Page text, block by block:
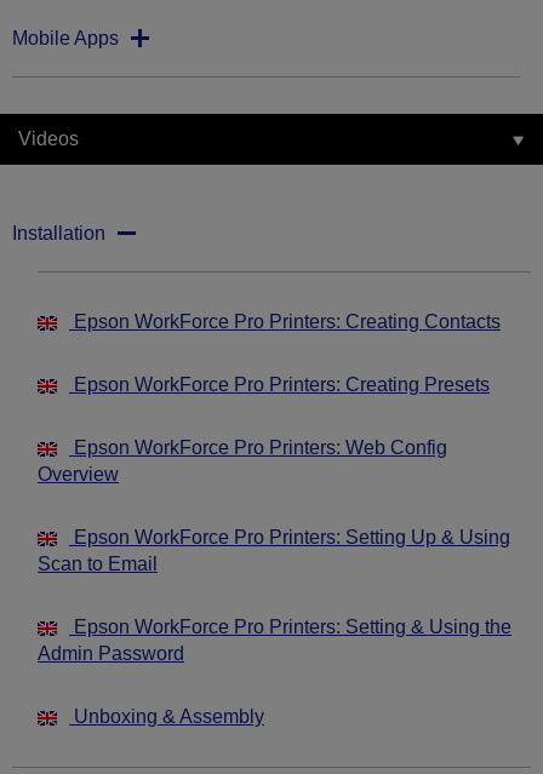
Mobile Apps
Videos
Installation
Epson WorkForce Pro Printers: Creating Contacts
Epson WorkForce Pro Printers: Creating Presets
Epson WorkForce Pro Printers: Web Config
Overview
Epson WorkForce Pro Printers: Setting Up & Using
Scan to Email
Epson WorkForce Pro Printers: Setting & Using the
Admin Password
Unboxing & Assembly